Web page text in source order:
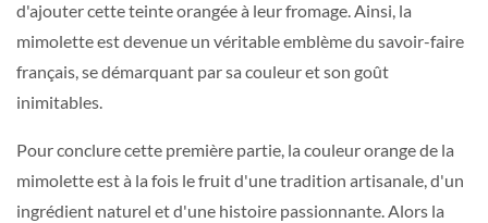
d'ajouter cette teinte orangée à leur fromage. Ainsi, la
mimolette est devenue un véritable emblème du savoir-faire
français, se démarquant par sa couleur et son goût
inimitables.
Pour conclure cette première partie, la couleur orange de la
mimolette est à la fois le fruit d'une tradition artisanale, d'un
ingrédient naturel et d'une histoire passionnante. Alors la